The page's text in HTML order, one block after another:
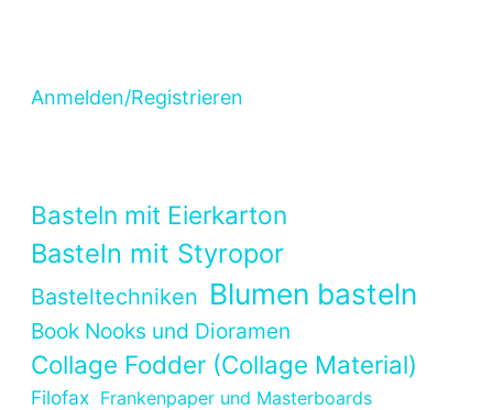
Anmelden/Registrieren
Basteln mit Eierkarton
Basteln mit Styropor
Basteltechniken Blumen basteln
Book Nooks und Dioramen
Collage Fodder (Collage Material)
Filofax Frankenpaper und Masterboards